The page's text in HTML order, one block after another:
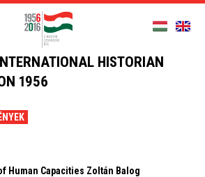
HISTORIAN
1956
Human Capacities Zoltán Balog